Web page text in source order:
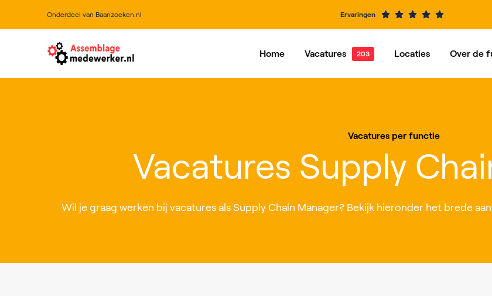
Onderdeel van Baanzoeken.nl Ervaringen
Home Vacatures Locaties
Roosendaal Nieuwegein
Over de
Vacatures per functie
Vacatures Supply
Wil je graag werken bij vacatures als Supply Chain Manager? Bekijk hieronder het brede